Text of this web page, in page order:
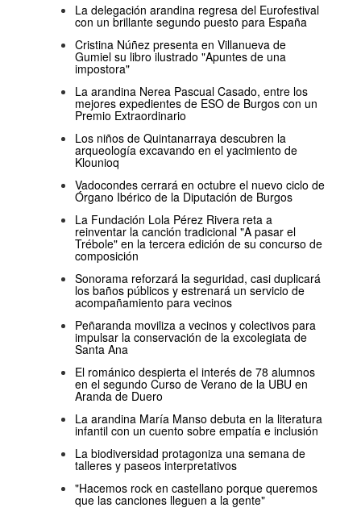
La delegación arandina regresa del Eurofestival
con un brillante segundo puesto para España
Cristina Núñez presenta en Villanueva de
Gumiel su libro ilustrado "Apuntes de una
impostora"
La arandina Nerea Pascual Casado, entre los
mejores expedientes de ESO de Burgos con un
Premio Extraordinario
Los niños de Quintanarraya descubren la
arqueología excavando en el yacimiento de
Klounioq
Vadocondes cerrará en octubre el nuevo ciclo de
Órgano Ibérico de la Diputación de Burgos
La Fundación Lola Pérez Rivera reta a
reinventar la canción tradicional "A pasar el
Trébole" en la tercera edición de su concurso de
composición
Sonorama reforzará la seguridad, casi duplicará
los baños públicos y estrenará un servicio de
acompañamiento para vecinos
Peñaranda moviliza a vecinos y colectivos para
impulsar la conservación de la excolegiata de
Santa Ana
El románico despierta el interés de 78 alumnos
en el segundo Curso de Verano de la UBU en
Aranda de Duero
La arandina María Manso debuta en la literatura
infantil con un cuento sobre empatía e inclusión
La biodiversidad protagoniza una semana de
talleres y paseos interpretativos
"Hacemos rock en castellano porque queremos
que las canciones lleguen a la gente"